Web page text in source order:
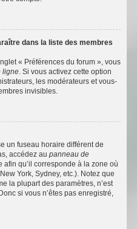
dans la liste des membres
« Préférences du forum », vous
ligne. Si vous activez cette option
les modérateurs et vous-
invisibles.
un fuseau horaire différent de
accédez au panneau de
qu’il corresponde à la zone où
York, Sydney, etc.). Notez que
la plupart des paramètres, n’est
si vous n’êtes pas enregistré,